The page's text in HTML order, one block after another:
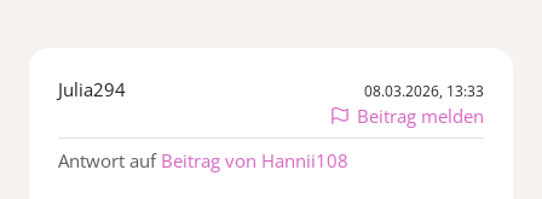
Julia294 08.03.2026, 13:33
Beitrag melden
Antwort auf Beitrag von Hannii108